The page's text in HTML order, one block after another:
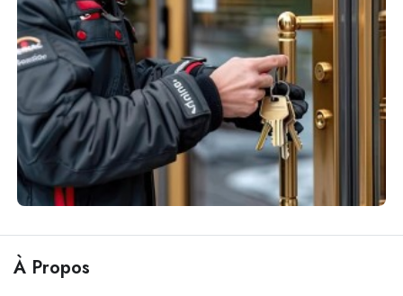
À Propos